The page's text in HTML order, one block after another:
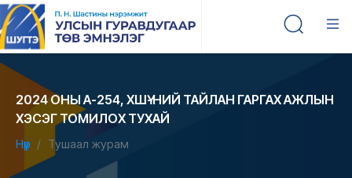
2024 ОНЫ А-254, ХШҮ-НИЙ ТАЙЛАН ГАРГАХ АЖЛЫН
ХЭСЭГ ТОМИЛОХ ТУХАЙ
Нүүр Тушаал журам